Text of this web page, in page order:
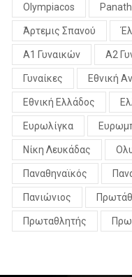
Olympiacos
Άρτεμις Σπανού
Α1 Γυναικών Α2
Γυναίκες Εθνική
Εθνική Ελλάδος
Ευρωλίγκα
Νίκη Λευκάδας
Παναθηναϊκός
Πανιώνιος
Πρωταθλητής